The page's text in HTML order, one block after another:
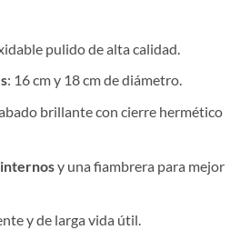
pulido de alta calidad.
: 16 cm y 18 cm de diámetro.
brillante con cierre hermético
y una fiambrera para mejor
y de larga vida útil.